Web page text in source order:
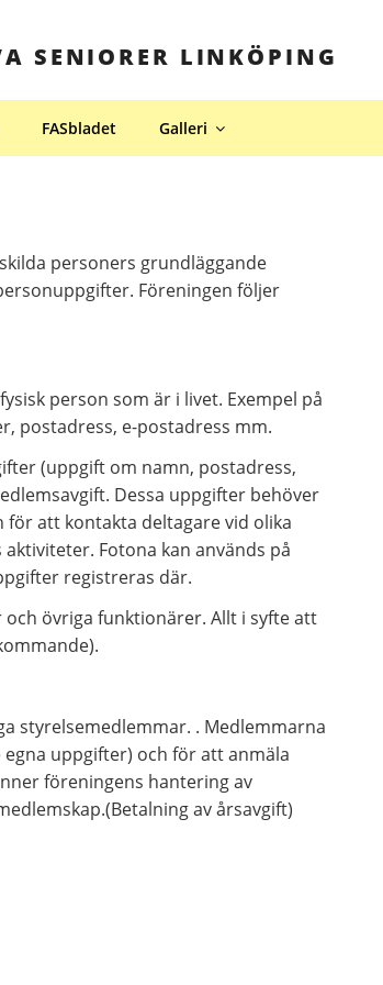
SENIORER LINKÖPING
FASbladet Galleri
personers grundläggande
Föreningen följer
person som är i livet. Exempel på
postadress, e-postadress mm.
(uppgift om namn, postadress,
Dessa uppgifter behöver
att kontakta deltagare vid olika
Fotona kan används på
registreras där.
övriga funktionärer. Allt i syfte att
styrelsemedlemmar. . Medlemmarna
uppgifter) och för att anmäla
föreningens hantering av
av årsavgift)